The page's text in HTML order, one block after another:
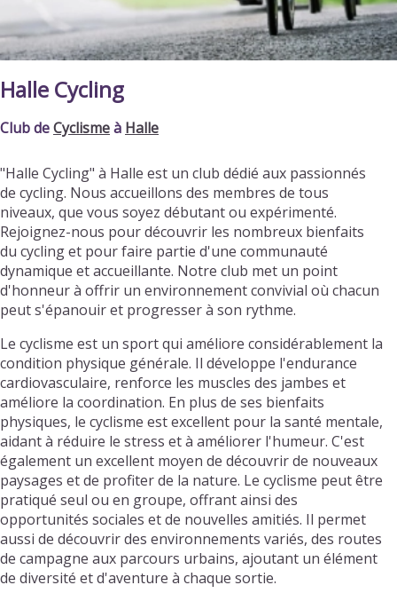
Halle Cycling
Club deCyclismeà Halle
"Halle Cycling" à Halle est un club dédié aux passionnés
de cycling. Nous accueillons des membres de tous
niveaux, que vous soyez débutant ou expérimenté.
Rejoignez-nous pour découvrir les nombreux bienfaits
du cycling et pour faire partie d'une communauté
dynamique et accueillante. Notre club met un point
d'honneur à offrir un environnement convivial où chacun
peut s'épanouir et progresser à son rythme.
Le cyclisme est un sport qui améliore considérablement la
condition physique générale. Il développe l'endurance
cardiovasculaire, renforce les muscles des jambes et
améliore la coordination. En plus de ses bienfaits
physiques, le cyclisme est excellent pour la santé mentale,
aidant à réduire le stress et à améliorer l'humeur. C'est
également un excellent moyen de découvrir de nouveaux
paysages et de profiter de la nature. Le cyclisme peut être
pratiqué seul ou en groupe, offrant ainsi des
opportunités sociales et de nouvelles amitiés. Il permet
aussi de découvrir des environnements variés, des routes
de campagne aux parcours urbains, ajoutant un élément
de diversité et d'aventure à chaque sortie.